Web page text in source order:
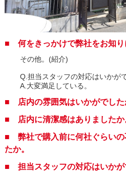
■ 何をきっかけで弊社をお知り
その他。(紹介)
Q.担当スタッフの対応はいかが
A.大変満足している。
■ 店内の雰囲気はいかがでした
■ 店内に清潔感はありましたか
■ 弊社で購入前に何社ぐらいの
たか。
■ 担当スタッフの対応はいかが